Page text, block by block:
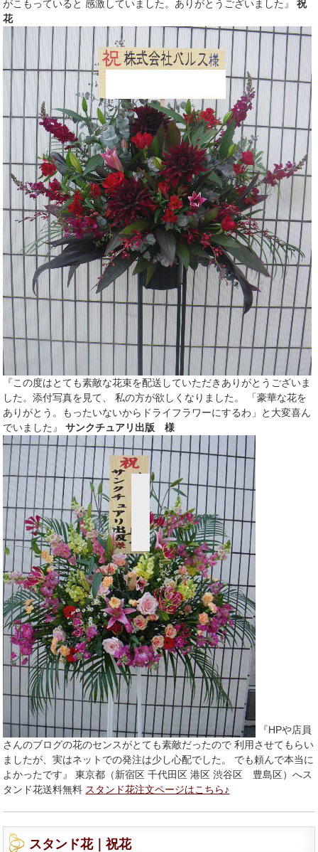
がこもっていると 感激していました。ありがとうございました』祝
花
『この度はとても素敵な花束を配送していただきありがとうございま
した。添付写真を見て、 私の方が欲しくなりました。 「豪華な花を
ありがとう。もったいないからドライフラワーにするわ」と大変喜ん
でいました』サンクチュアリ出版 様
『HPや店員
さんのブログの花のセンスがとても素敵だったので 利用させてもらい
ましたが、実はネットでの発注は少し心配でした。 でも頼んで本当に
よかったです』 東京都（新宿区 千代田区 港区 渋谷区 豊島区）へス
タンド花送料無料 スタンド花注文ページはこちら♪
スタンド花｜祝花